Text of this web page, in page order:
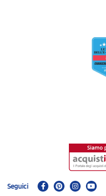
Seguici